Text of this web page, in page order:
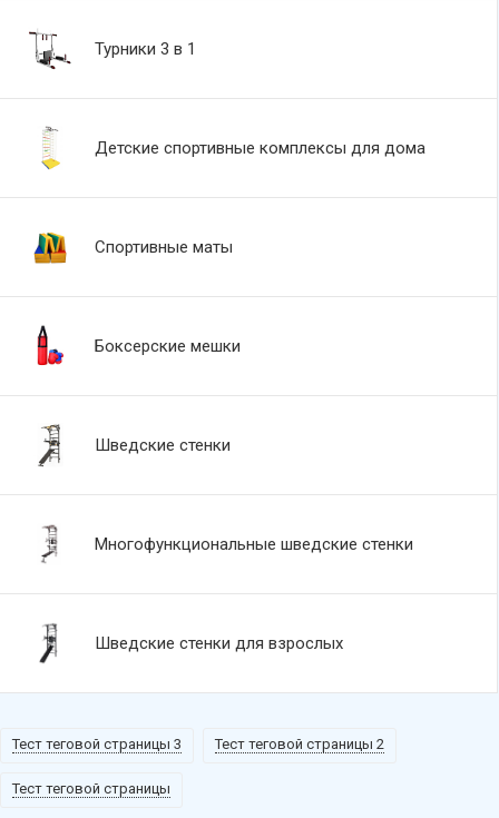
Турники 3 в 1
Детские спортивные комплексы для дома
Спортивные маты
Боксерские мешки
Шведские стенки
Многофункциональные шведские стенки
Шведские стенки для взрослых
Тест теговой страницы 3 Тест теговой страницы 2
Тест теговой страницы